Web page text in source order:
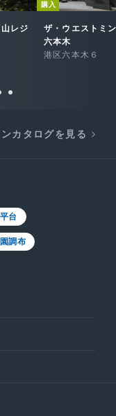
レジ
購入
ザ・ウエストミ
六本木
港区六本木６
カタログを見る
台
調布